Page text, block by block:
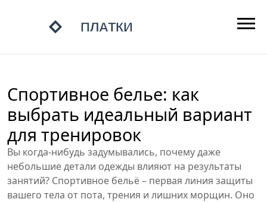
Спортивное белье: как
выбрать идеальный вариант
для тренировок
Вы когда‑нибудь задумывались, почему даже
небольшие детали одежды влияют на результаты
занятий? Спортивное бельё – первая линия защиты
вашего тела от пота, трения и лишних морщин. Оно